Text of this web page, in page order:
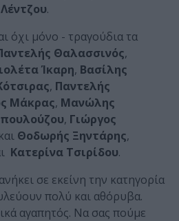
.
όχι μόνο - τραγούδια τα
Θαλασσινός,
Ίκαρη, Βασίλης
, Παντελής
Μάκρας, Μανώλης
, Γιώργος
και Θοδωρής Ξηντάρης,
Κατερίνα Τσιρίδου.
σε εκείνη την κατηγορία
πολύ και αθόρυβα.
αγαπητός. Να σας πούμε